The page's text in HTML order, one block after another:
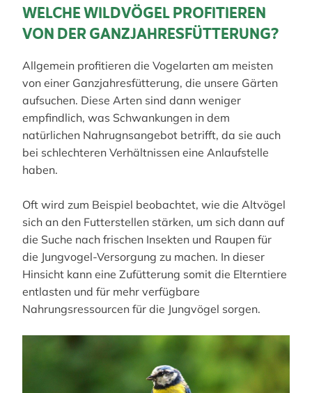
WELCHE WILDVÖGEL PROFITIEREN
VON DER GANZJAHRESFÜTTERUNG?
Allgemein profitieren die Vogelarten am meisten
von einer Ganzjahresfütterung, die unsere Gärten
aufsuchen. Diese Arten sind dann weniger
empfindlich, was Schwankungen in dem
natürlichen Nahrugnsangebot betrifft, da sie auch
bei schlechteren Verhältnissen eine Anlaufstelle
haben.
Oft wird zum Beispiel beobachtet, wie die Altvögel
sich an den Futterstellen stärken, um sich dann auf
die Suche nach frischen Insekten und Raupen für
die Jungvogel-Versorgung zu machen. In dieser
Hinsicht kann eine Zufütterung somit die Elterntiere
entlasten und für mehr verfügbare
Nahrungsressourcen für die Jungvögel sorgen.